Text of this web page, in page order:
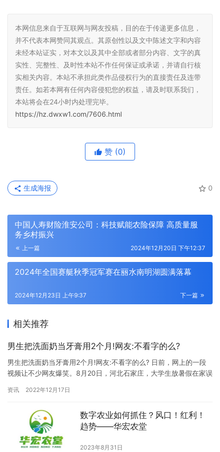
本网信息来自于互联网与网友投稿，目的在于传递更多信息，
并不代表本网赞同其观点。其原创性以及文中陈述文字和内容
未经本站证实，对本文以及其中全部或者部分内容、文字的真
实性、完整性、及时性本站不作任何保证或承诺，并请自行核
实相关内容。本站不承担此类作品侵权行为的直接责任及连带
责任。如若本网有任何内容侵犯您的权益，请及时联系我们，
本站将会在24小时内处理完毕。
https://hz.dwxw1.com/7606.html
赞 (0)
0
生成海报
中国人寿财险淮安公司：科技赋能农险保障 高质量服
务乡村振兴
上一篇 2024年12月20日 下午12:37
2024年全国赛艇秋季冠军赛在丽水南明湖圆满落幕
下一篇
2024年12月23日 上午9:37
相关推荐
男生把洗面奶当牙膏用2个月!网友:不看字的么?
男生把洗面奶当牙膏用2个月!网友:不看字的么? 日前，网上的一段
视频让不少网友爆笑。8月20日，河北石家庄，大学生放暑假在家误
准备去网上再买一瓶，结果发现是洗面奶，期间还问妈妈为什么不
此纷纷留言评论：“这是亲妈才能说的话”、“牙齿上的黑头是不…
资讯 2022年12月17日
数字农业如何抓住？风口！红利！
趋势——华宏农堂
2023年8月31日